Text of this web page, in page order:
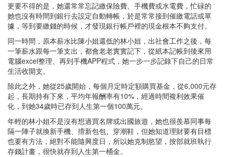
更要不得的是，她還常常忘記繳保險費、手機費或水電費，忙碌的
她也沒有時間到銀行去設定自動轉帳，於是常常接到催繳電話或單
據，等到要繳錢的時候，才發現銀行帳戶裡的現金根本不夠支付。
同一時間，原本薪水比陳小姐還低的林小姐，出社會工作之後，每
一筆薪水跟每一筆支出，都會老老實實記下，從紙本記帳到後來用
電腦excel整理、再到手機APP程式，她一步一步記錄下自己的日常
生活收開支。
除此之外，她從25歲開始，每個月定時定額購買基金，從6,000元存
起，長期持有下來，平均年報酬率有10%，經過時間複利效果催
化，到她34歲時已存到人生第一個100萬元。
年輕的林小姐不是沒有想過買名牌或出國旅遊，她也很羨慕同事每
隔一陣子就換新手機、揹新包包、穿潮鞋，但她知道理財要有目標
也要有方法，絕對不能隨興度日，所以她克制慾望，按部就班執行
存錢計畫，很快就存到人生第一桶金。